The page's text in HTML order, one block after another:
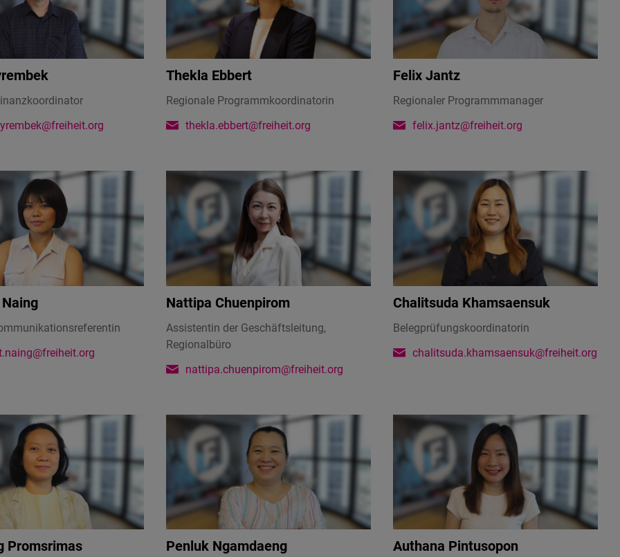
Thekla Ebbert
Regionale Programmkoordinatorin
thekla.ebbert@freiheit.org
Felix Jantz
Regionaler Programmmanager
felix.jantz@freiheit.org
Nattipa Chuenpirom
Assistentin der Geschäftsleitung,
Regionalbüro
nattipa.chuenpirom@freiheit.org
Chalitsuda Khamsaensuk
Belegprüfungskoordinatorin
chalitsuda.khamsaensuk@freiheit.org
Promsrimas Penluk Ngamdaeng Authana Pintusopon